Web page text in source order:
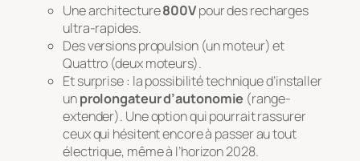
Une architecture800Vpour des recharges
ultra-rapides.
Des versions propulsion (un moteur) et
Quattro (deux moteurs).
Et surprise : la possibilité technique d’installer
unprolongateur d’autonomie (range-
extender). Une option qui pourrait rassurer
ceux qui hésitent encore à passer au tout
électrique, même à l’horizon 2028.